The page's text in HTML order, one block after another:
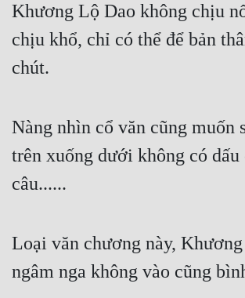
Khương Lộ Dao không chịu
chịu khổ, chỉ có thể để bản
chút.
Nàng nhìn cổ văn cũng muốn
trên xuống dưới không có dấu
câu......
Loại văn chương này,
ngâm nga không vào cũng